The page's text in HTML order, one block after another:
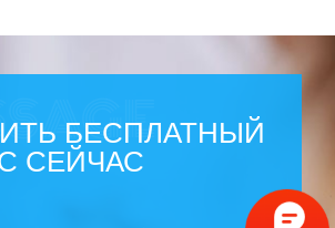
БЕСПЛАТНЫЙ
СЕЙЧАС